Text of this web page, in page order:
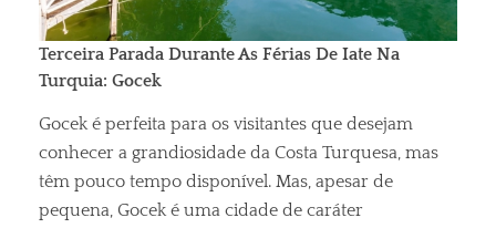
Terceira Parada Durante As Férias De Iate Na
Turquia: Gocek
Gocek é perfeita para os visitantes que desejam
conhecer a grandiosidade da Costa Turquesa, mas
têm pouco tempo disponível. Mas, apesar de
pequena, Gocek é uma cidade de caráter